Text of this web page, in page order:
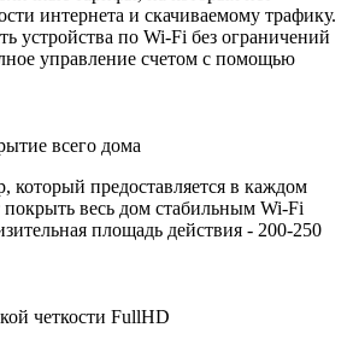
интернета и скачиваемому трафику.
устройства по Wi-Fi без ограничений
управление счетом с помощью
всего дома
предоставляется в каждом
покрыть весь дом стабильным Wi-Fi
площадь действия - 200-250
четкости FullHD